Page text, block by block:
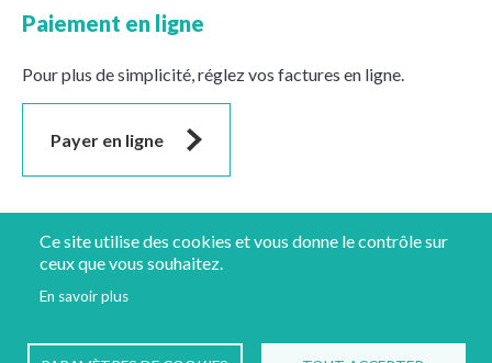
Ce site utilise des cookies et vous donne le contrôle sur
ceux que vous souhaitez.
En savoir plus
Paiement en ligne
Pour plus de simplicité, réglez vos factures en ligne.
Payer en ligne
Suivez-nous
Mentions légales Protection des données